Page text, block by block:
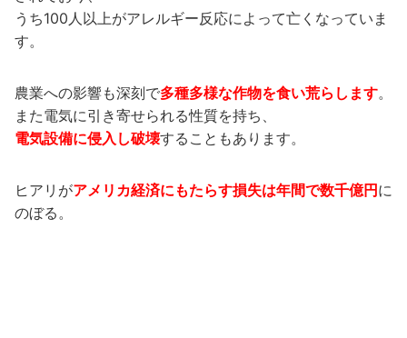
うち100人以上がアレルギー反応によって亡くなっていま
す。
農業への影響も深刻で多種多様な作物を食い荒らします。
また電気に引き寄せられる性質を持ち、
電気設備に侵入し破壊することもあります。
ヒアリがアメリカ経済にもたらす損失は年間で数千億円に
のぼる。